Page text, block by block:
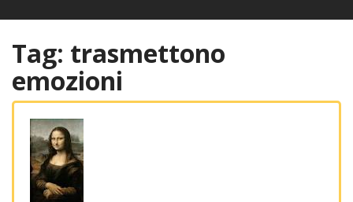
Tag: trasmettono
emozioni